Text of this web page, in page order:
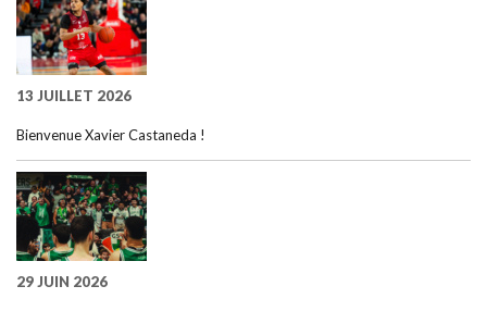
13 JUILLET 2026
Bienvenue Xavier Castaneda !
29 JUIN 2026